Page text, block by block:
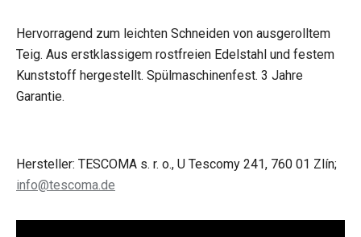
Hervorragend zum leichten Schneiden von ausgerolltem
Teig. Aus erstklassigem rostfreien Edelstahl und festem
Kunststoff hergestellt. Spülmaschinenfest. 3 Jahre
Garantie.
Hersteller: TESCOMA s. r. o., U Tescomy 241, 760 01 Zlín;
info@tescoma.de